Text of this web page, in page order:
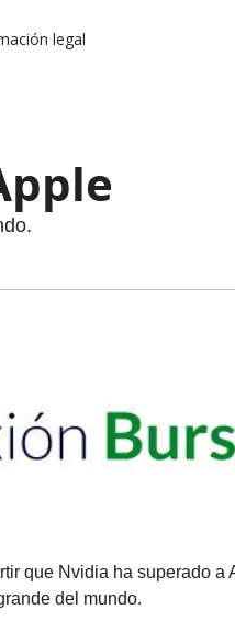
legal
que Nvidia ha superado a
del mundo.